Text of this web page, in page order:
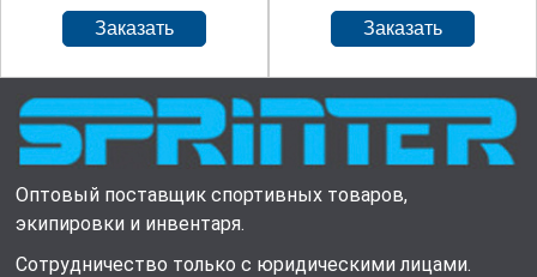
Оптовый поставщик спортивных товаров,
экипировки и инвентаря.
Сотрудничество только с юридическими лицами.